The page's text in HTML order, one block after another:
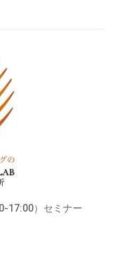
17:00）セミナー